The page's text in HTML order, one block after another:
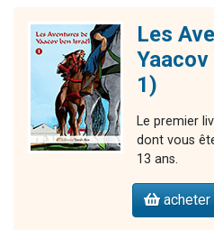
Les
1)
Le premier
dont vous
13 ans.
acheter